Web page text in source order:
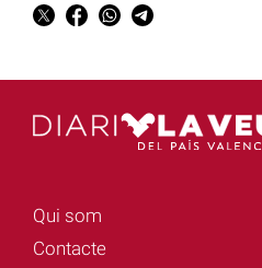
Qui som
Contacte